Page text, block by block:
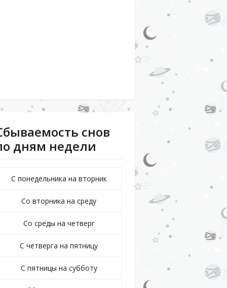
снов
дням недели
С понедельника на вторник
Со вторника на среду
Со среды на четверг
С четверга на пятницу
С пятницы на субботу